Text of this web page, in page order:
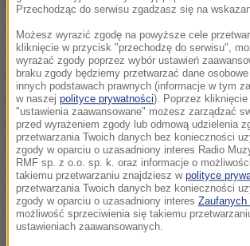
Dopiero w 2005 roku, pochodzący z
mieszkający w Pittsburgu lekarz,
odkrył, że u graczy futbolu
licznych mikrowstrząśnień dochodzi
przypadków uszkodzeń mózgu, tak
przewlekłej encefalopatii pourazowej.
liga futbolu amerykańskiego NFL
z tymi ustaleniami zgodzić,
taki związek istnieje, dopiero w 2009
roku, cała historia zmagań doktora
stała się tematem filmu "Wstrząs" z
Przechodząc do serwisu zgadzasz się na
Możesz wyrazić zgodę na powyższe cele
kliknięcie w przycisk "przechodzę do serwisu",
wyrażać zgody poprzez wybór ustawień
braku zgody będziemy przetwarzać dane
innych podstawach prawnych (informacje w tym
w naszej polityce prywatności). Poprzez
"ustawienia zaawansowane" możesz zarządzać
przed wyrażeniem zgody lub odmową udzielenia
przetwarzania Twoich danych bez konieczności
zgody w oparciu o uzasadniony interes Radio
RMF sp. z o.o. sp. k. oraz informacje o
takiemu przetwarzaniu znajdziesz w polityce
przetwarzania Twoich danych bez konieczności
zgody w oparciu o uzasadniony interes Zaufanych
możliwość sprzeciwienia się takiemu
ustawieniach zaawansowanych.